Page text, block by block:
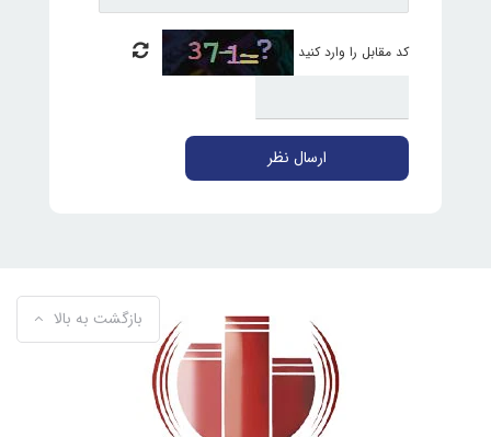
کد مقابل را وارد کنید
ارسال نظر
بازگشت به بالا